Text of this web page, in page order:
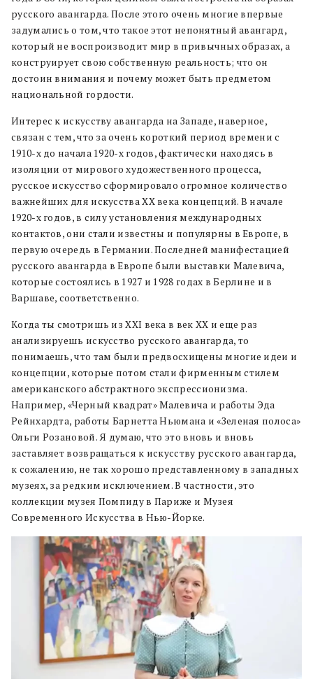
русского авангарда. После этого очень многие впервые
задумались о том, что такое этот непонятный авангард,
который не воспроизводит мир в привычных образах, а
конструирует свою собственную реальность; что он
достоин внимания и почему может быть предметом
национальной гордости.
Интерес к искусству авангарда на Западе, наверное,
связан с тем, что за очень короткий период времени с
1910-х до начала 1920-х годов, фактически находясь в
изоляции от мирового художественного процесса,
русское искусство сформировало огромное количество
важнейших для искусства XX века концепций. В начале
1920-х годов, в силу установления международных
контактов, они стали известны и популярны в Европе, в
первую очередь в Германии. Последней манифестацией
русского авангарда в Европе были выставки Малевича,
которые состоялись в 1927 и 1928 годах в Берлине и в
Варшаве, соответственно.
Когда ты смотришь из XXI века в век XX и еще раз
анализируешь искусство русского авангарда, то
понимаешь, что там были предвосхищены многие идеи и
концепции, которые потом стали фирменным стилем
американского абстрактного экспрессионизма.
Например, «Черный квадрат» Малевича и работы Эда
Рейнхардта, работы Барнетта Ньюмана и «Зеленая полоса»
Ольги Розановой. Я думаю, что это вновь и вновь
заставляет возвращаться к искусству русского авангарда,
к сожалению, не так хорошо представленному в западных
музеях, за редким исключением. В частности, это
коллекции музея Помпиду в Париже и Музея
Современного Искусства в Нью-Йорке.